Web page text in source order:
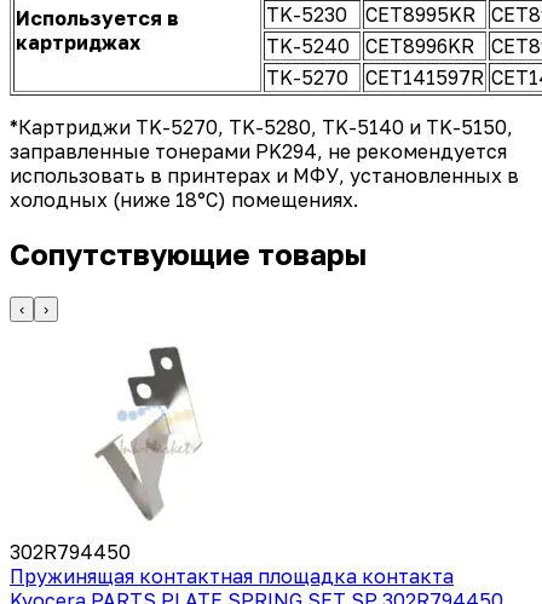
Используется в
картриджах
TK-5230
CET8995KR
TK-5240
CET8996KR
TK-5270
CET141597R
*Картриджи TK-5270, TK-5280, TK-5140 и TK-5150,
заправленные тонерами PK294, не рекомендуется
использовать в принтерах и МФУ, установленных в
холодных (ниже 18°C) помещениях.
Сопутствующие товары
‹ ›
302R794450
Пружинящая контактная площадка контакта